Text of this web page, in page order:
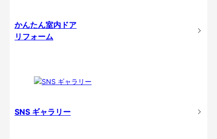
かんたん室内ドア
リフォーム
SNS ギャラリー